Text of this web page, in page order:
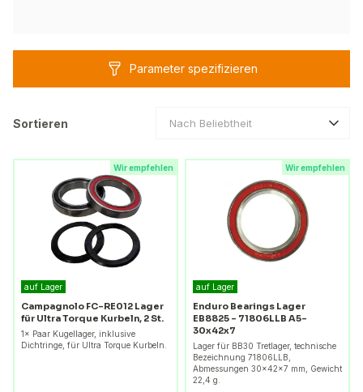
Parameter spezifizieren
Sortieren Nach Beliebtheit
Wir empfehlen
auf Lager
Campagnolo FC-RE012 Lager
für Ultra Torque Kurbeln, 2 St.
1× Paar Kugellager, inklusive
Dichtringe, für Ultra Torque Kurbeln.
Wir empfehlen
auf Lager
Enduro Bearings Lager
EB8825 - 71806LLB A5-
30x42x7
Lager für BB30 Tretlager, technische
Bezeichnung 71806LLB,
Abmessungen 30x42x7 mm, Gewicht
22,4 g.